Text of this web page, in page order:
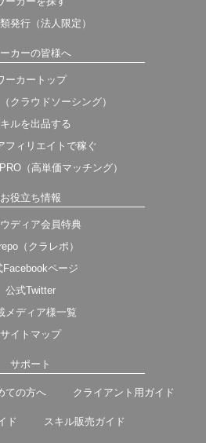
発行（法人限定）
カーの皆様へ
ーカートップ
クラウドソーシング）
ルを出品する
フィリエイトで稼ぐ
（高単価マッチング）
お役立ち情報
ディア会員特典
（クラレポ）
Facebookページ
公式Twitter
メディア様一覧
サイトマップ
サポート
ての方へ クライアント用ガイド
ド スキル販売ガイド